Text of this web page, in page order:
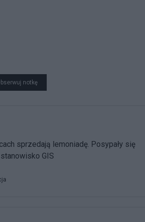
notkę
sprzedają lemoniadę. Posypały się
GIS